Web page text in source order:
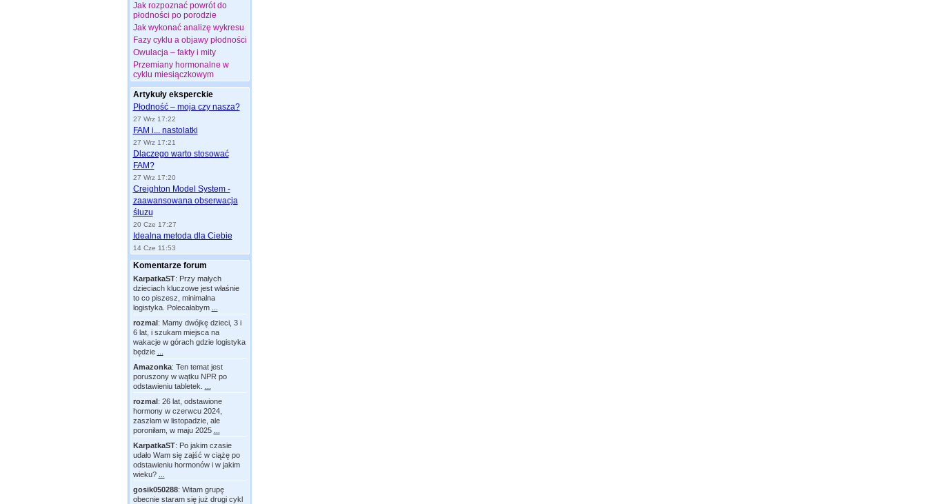
Jak rozpoznać powrót do
płodności po porodzie
Jak wykonać analizę wykresu
Fazy cyklu a objawy płodności
Owulacja – fakty i mity
Przemiany hormonalne w
cyklu miesiączkowym
Artykuły eksperckie
Płodność – moja czy nasza?
27 Wrz 17:22
FAM i... nastolatki
27 Wrz 17:21
Dlaczego warto stosować
FAM?
27 Wrz 17:20
Creighton Model System -
zaawansowana obserwacja
śluzu
20 Cze 17:27
Idealna metoda dla Ciebie
14 Cze 11:53
Komentarze forum
KarpatkaST: Przy małych
dzieciach kluczowe jest właśnie
to co piszesz, minimalna
logistyka. Polecałabym
rozmal: Mamy dwójkę dzieci, 3 i
6 lat, i szukam miejsca na
wakacje w górach gdzie logistyka
będzie
Amazonka: Ten temat jest
poruszony w wątku NPR po
odstawieniu tabletek.
rozmal: 26 lat, odstawione
hormony w czerwcu 2024,
zaszłam w listopadzie, ale
poroniłam, w maju 2025
KarpatkaST: Po jakim czasie
udało Wam się zajść w ciążę po
odstawieniu hormonów i w jakim
wieku?
gosik050288: Witam grupę
obecnie staram się już drugi cykl